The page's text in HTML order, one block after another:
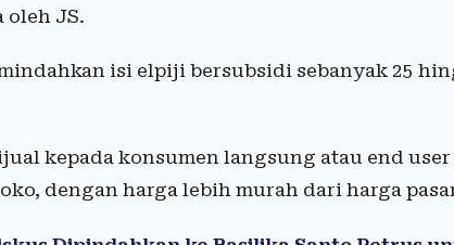
JS.
isi elpiji bersubsidi sebanyak 25
kepada konsumen langsung atau end user
dengan harga lebih murah dari harga